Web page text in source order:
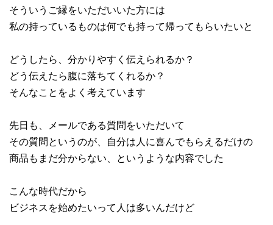
そういうご縁をいただいいた方には
私の持っているものは何でも持って帰ってもらいたいと
どうしたら、分かりやすく伝えられるか？
どう伝えたら腹に落ちてくれるか？
そんなことをよく考えています
先日も、メールである質問をいただいて
その質問というのが、自分は人に喜んでもらえるだけの
商品もまだ分からない、というような内容でした
こんな時代だから
ビジネスを始めたいって人は多いんだけど